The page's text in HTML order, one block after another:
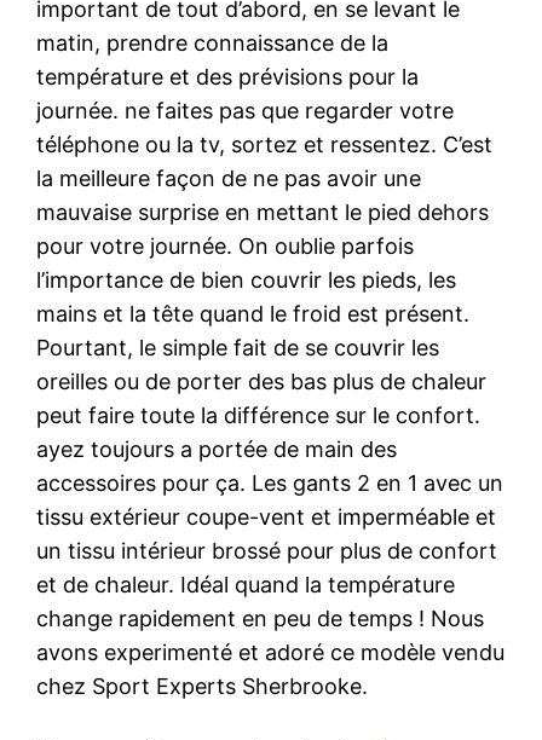
important de tout d’abord, en se levant le
matin, prendre connaissance de la
température et des prévisions pour la
journée. ne faites pas que regarder votre
téléphone ou la tv, sortez et ressentez. C’est
la meilleure façon de ne pas avoir une
mauvaise surprise en mettant le pied dehors
pour votre journée. On oublie parfois
l’importance de bien couvrir les pieds, les
mains et la tête quand le froid est présent.
Pourtant, le simple fait de se couvrir les
oreilles ou de porter des bas plus de chaleur
peut faire toute la différence sur le confort.
ayez toujours a portée de main des
accessoires pour ça. Les gants 2 en 1 avec un
tissu extérieur coupe-vent et imperméable et
un tissu intérieur brossé pour plus de confort
et de chaleur. Idéal quand la température
change rapidement en peu de temps ! Nous
avons experimenté et adoré ce modèle vendu
chez Sport Experts Sherbrooke.